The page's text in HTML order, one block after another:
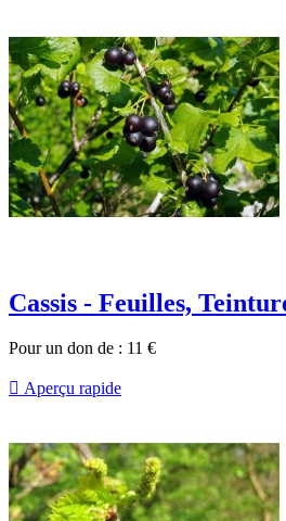
Cassis - Feuilles,
Pour un don de : 11 €
 Aperçu rapide